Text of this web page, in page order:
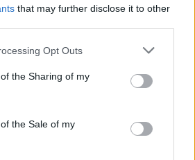
that may further disclose it to other
app uses one or more Google
or usage behaviour. You may click to
to Google and its third-party tags to
specified purposes in below Google
Opt Outs
the Sharing of my
the Sale of my
il benessere degli animali,
2023